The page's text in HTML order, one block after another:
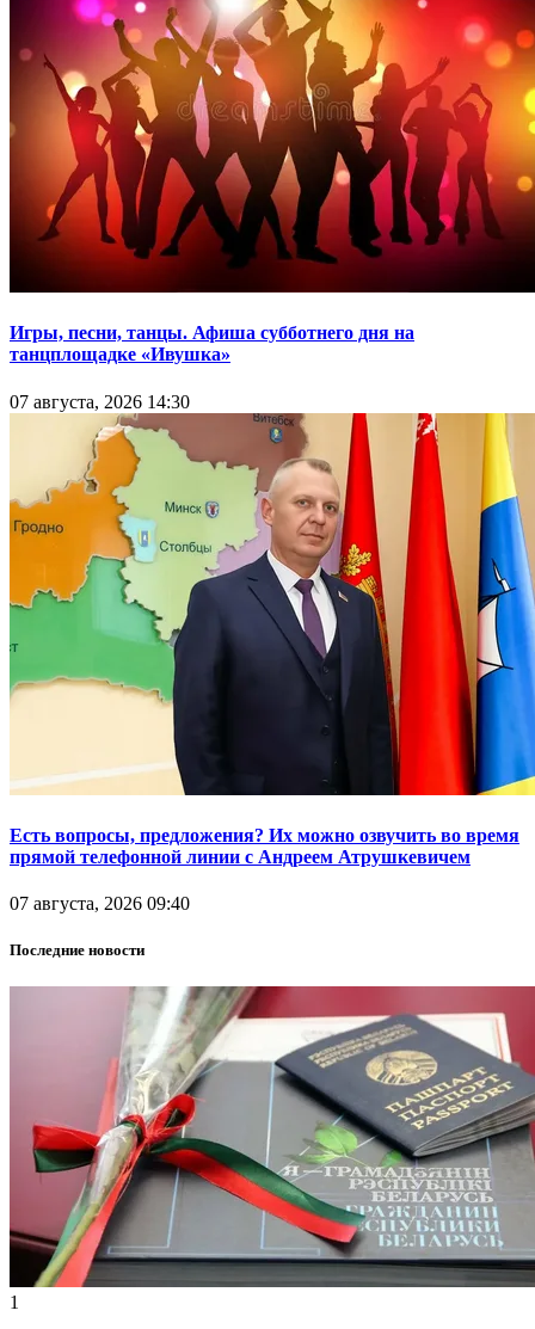
Игры, песни, танцы. Афиша субботнего дня на
танцплощадке «Ивушка»
07 августа, 2026 14:30
Есть вопросы, предложения? Их можно озвучить во время
прямой телефонной линии с Андреем Атрушкевичем
07 августа, 2026 09:40
Последние новости
1